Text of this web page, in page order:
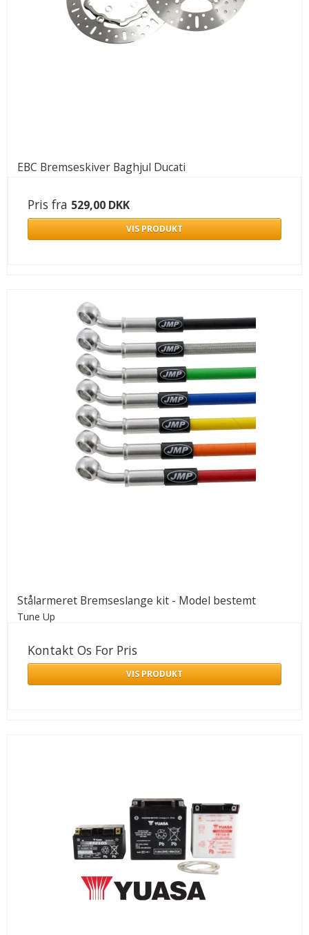
EBC Bremseskiver Baghjul Ducati
Pris fra 529,00 DKK
VIS PRODUKT
Stålarmeret Bremseslange kit - Model bestemt
Tune Up
Kontakt Os For Pris
VIS PRODUKT